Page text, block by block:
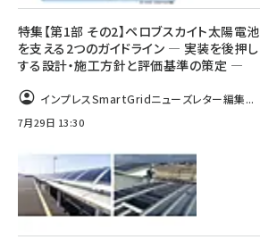
特集【第1部 その2】ペロブスカイト太陽電池
を支える2つのガイドライン ― 実装を後押し
する設計・施工方針と評価基準の策定 ―
インプレスSmartGridニューズレター編集...
7月29日 13:30